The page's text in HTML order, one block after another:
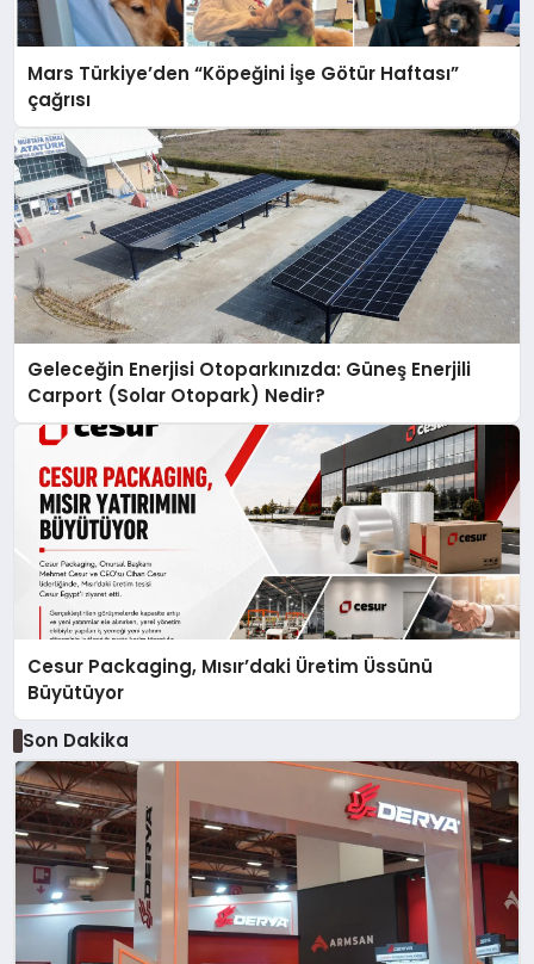
Mars Türkiye’den “Köpeğini İşe Götür Haftası”
çağrısı
Geleceğin Enerjisi Otoparkınızda: Güneş Enerjili
Carport (Solar Otopark) Nedir?
Cesur Packaging, Mısır’daki Üretim Üssünü
Büyütüyor
Son Dakika